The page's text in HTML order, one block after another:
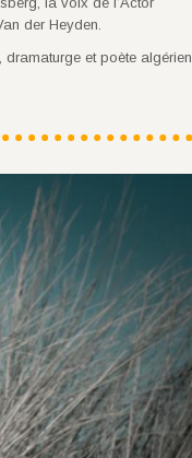
der Heyden.
et poète algérien